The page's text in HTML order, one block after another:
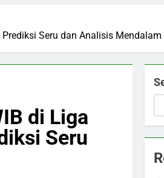
Seru dan Analisis Mendalam
di Liga
Seru